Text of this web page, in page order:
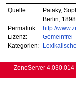
Quelle:
Pataky,
Berlin,
Permalink:
http://
Lizenz:
Gemeinfrei
Kategorien:
ZenoServer 4.030.014